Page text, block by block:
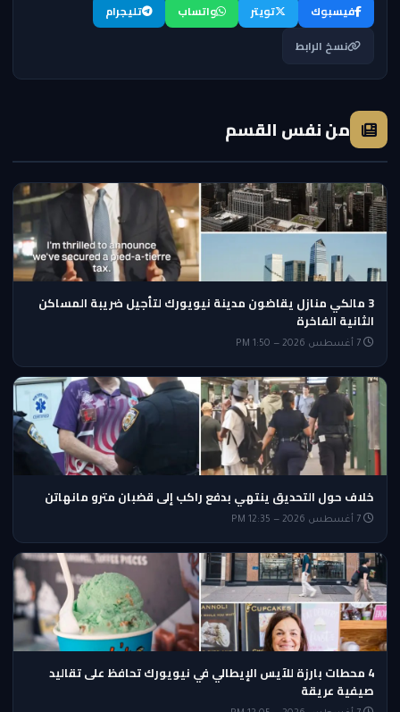
فيسبوك تويتر واتساب
تليجرام
نسخ الرابط
من نفس القسم
3 مالكي منازل يقاضون مدينة نيويورك لتأجيل ضريبة المساكن
الثانية الفاخرة
خلاف حول التحديق ينتهي بدفع راكب إلى قضبان مترو مانهاتن
4 محطات بارزة للآيس الإيطالي في نيويورك تحافظ على تقاليد
صيفية عريقة